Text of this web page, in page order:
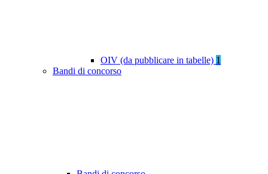
OIV (da pubblicare in tabelle) 1
Bandi di concorso